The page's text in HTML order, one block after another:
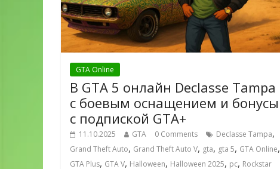
GTA Online
В GTA 5 онлайн Declasse Tampa
с боевым оснащением и бонусы
с подпиской GTA+
11.10.2025 GTA 0 Comments Declasse Tampa,
Grand Theft Auto, Grand Theft Auto V, gta, gta 5, GTA Online,
GTA Plus, GTA V, Halloween, Halloween 2025, pc, Rockstar